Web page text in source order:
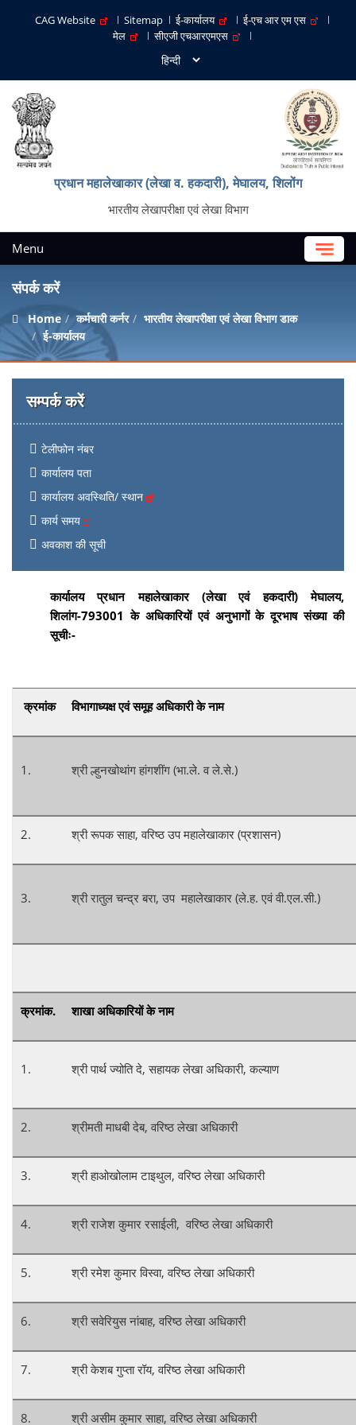
CAG Website Sitemap ई-कार्यालय
ई-एच आर एम एस
मेल
सीएजी एचआरएमएस
प्रधान महालेखाकार (लेखा व. हकदारी), मेघालय, शिलोंग
भारतीय लेखापरीक्षा एवं लेखा विभाग
Menu
संपर्क करें
Home कर्मचारी कर्नर
भारतीय लेखापरीक्षा एवं लेखा विभाग डाक
ई-कार्यालय
सम्पर्क करें
टेलीफोन नंबर
कार्यालय पता
कार्यालय अवस्थिति/ स्थान
कार्य समय
अवकाश की सूची
कार्यालय प्रधान महालेखाकार (लेखा एवं हकदारी) मेघालय,
शिलांग-793001 के अधिकारियों एवं अनुभागों के दूरभाष संख्या की
सूचीः-
क्रमांक विभागाध्यक्ष एवं समूह अधिकारी के नाम
1. श्री ल्हुनखोथांग हांगशींग (भा.ले. व ले.से.)
2. श्री रूपक साहा, वरिष्ठ उप महालेखाकार (प्रशासन)
3. श्री रातुल चन्द्र बरा, उप महालेखाकार (ले.ह. एवं वी.एल.सी.)
क्रमांक. शाखा अधिकारियों के नाम
1. श्री पार्थ ज्योति दे, सहायक लेखा अधिकारी, कल्याण
2. श्रीमती माधबी देब, वरिष्ठ लेखा अधिकारी
3. श्री हाओखोलाम टाइथुल, वरिष्ठ लेखा अधिकारी
4. श्री राजेश कुमार रसाईली, वरिष्ठ लेखा अधिकारी
5. श्री रमेश कुमार विस्वा, वरिष्ठ लेखा अधिकारी
6. श्री सवेरियुस नांबाह, वरिष्ठ लेखा अधिकारी
7. श्री केशब गुप्ता रॉय, वरिष्ठ लेखा अधिकारी
8. श्री असीम कुमार साहा, वरिष्ठ लेखा अधिकारी